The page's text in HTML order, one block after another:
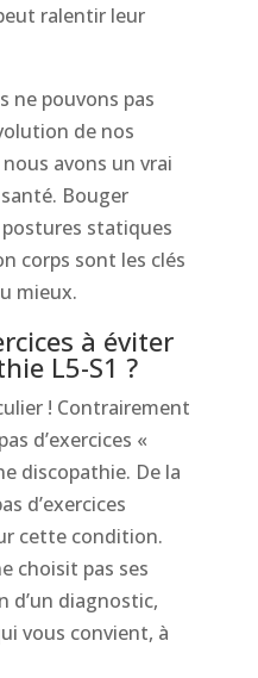
ralentir leur
ne pouvons pas
de nos
avons un vrai
Bouger
statiques
corps sont les clés
mieux.
à éviter
L5-S1 ?
! Contrairement
d’exercices «
discopathie. De la
d’exercices
cette condition.
choisit pas ses
d’un diagnostic,
vous convient, à